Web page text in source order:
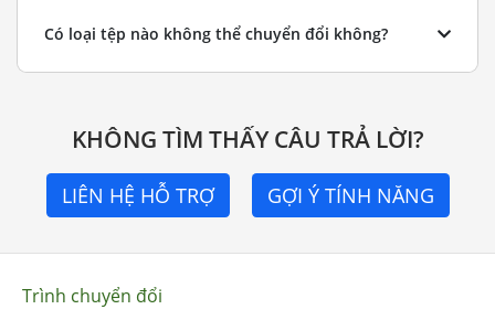
Có loại tệp nào không thể chuyển đổi không?
KHÔNG TÌM THẤY CÂU TRẢ LỜI?
LIÊN HỆ HỖ TRỢ GỢI Ý TÍNH NĂNG
Trình chuyển đổi